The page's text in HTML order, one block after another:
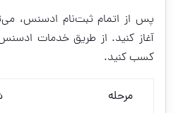
پس از اتمام ثبت‌نام ادسنس،
آغاز کنید. از طریق خدمات
کسب کنید.
مرحله